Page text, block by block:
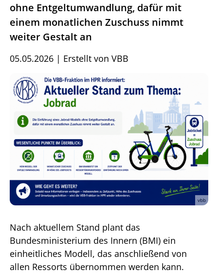
ohne Entgeltumwandlung, dafür mit
einem monatlichen Zuschuss nimmt
weiter Gestalt an
05.05.2026 | Erstellt von VBB
vbb
Nach aktuellem Stand plant das
Bundesministerium des Innern (BMI) ein
einheitliches Modell, das anschließend von
allen Ressorts übernommen werden kann.